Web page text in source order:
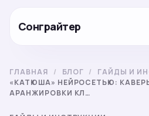
Сонграйтер
ГЛАВНАЯ / БЛОГ / ГАЙДЫ И
«КАТЮША» НЕЙРОСЕТЬЮ:
АРАНЖИРОВКИ КЛ…